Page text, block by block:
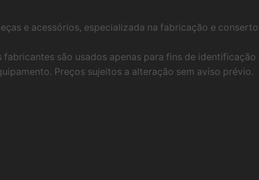
e acessórios, especializada na fabricação e
são usados ​​apenas para fins de
Preços sujeitos a alteração sem aviso prévio.